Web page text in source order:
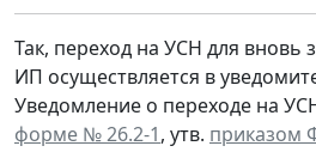
Так, переход на УСН для вновь
ИП осуществляется в
Уведомление о переходе на
форме № 26.2-1, утв. приказом